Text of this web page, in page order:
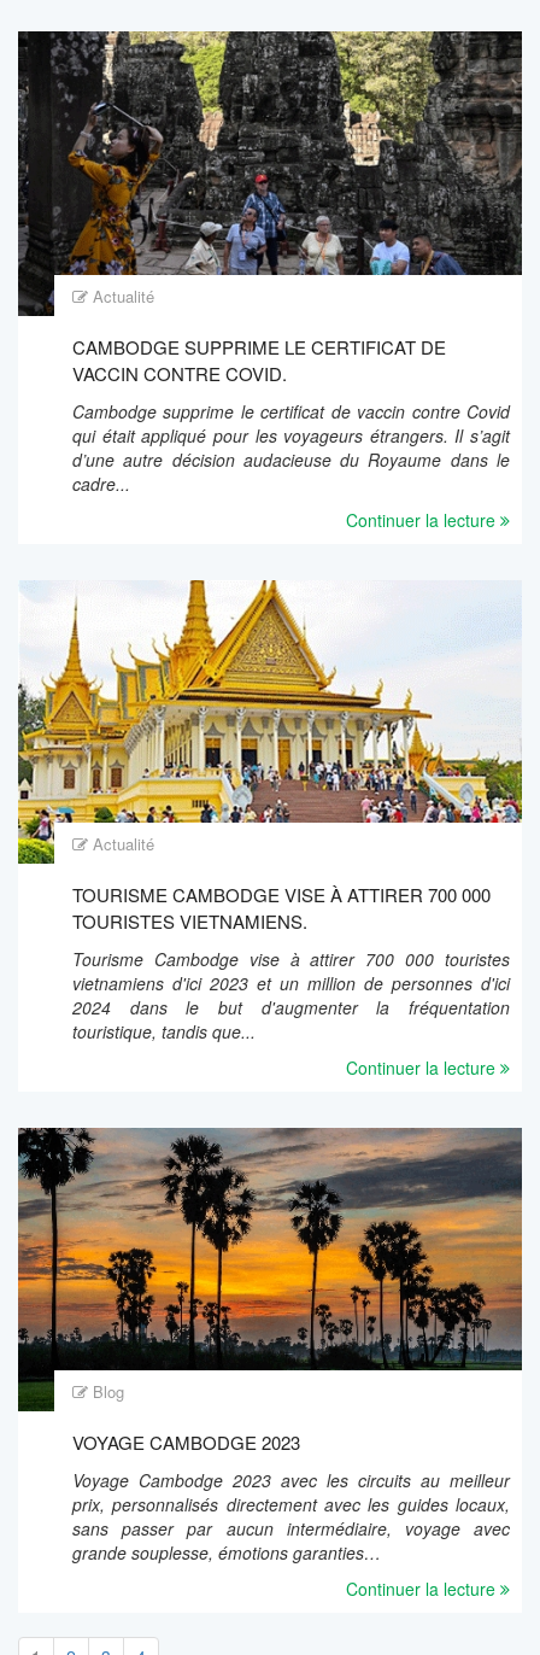
Actualité
CAMBODGE SUPPRIME LE CERTIFICAT DE
VACCIN CONTRE COVID.
Cambodge supprime le certificat de vaccin contre Covid
qui était appliqué pour les voyageurs étrangers. Il s’agit
d’une autre décision audacieuse du Royaume dans le
cadre...
Continuer la lecture
Actualité
TOURISME CAMBODGE VISE À ATTIRER 700 000
TOURISTES VIETNAMIENS.
Tourisme Cambodge vise à attirer 700 000 touristes
vietnamiens d'ici 2023 et un million de personnes d'ici
2024 dans le but d'augmenter la fréquentation
touristique, tandis que...
Continuer la lecture
Blog
VOYAGE CAMBODGE 2023
Voyage Cambodge 2023 avec les circuits au meilleur
prix, personnalisés directement avec les guides locaux,
sans passer par aucun intermédiaire, voyage avec
grande souplesse, émotions garanties…
Continuer la lecture